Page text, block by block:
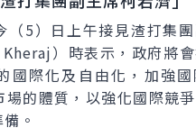
（5）日上午接見渣打集
）時表示，政府將
國際化及自由化，加強
場的體質，以強化國際競
。